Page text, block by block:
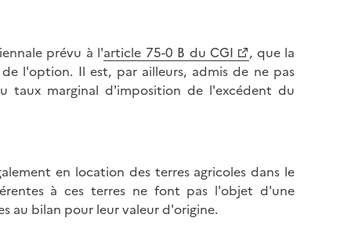
prévu à l'article 75-0 B du CGI
, que la
l'option. Il est, par ailleurs, admis de ne pas
taux marginal d'imposition de l'excédent du
en location des terres agricoles dans le
à ces terres ne font pas l'objet d'une
au bilan pour leur valeur d'origine.